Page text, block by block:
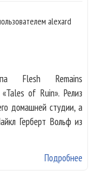
alexard
Flesh Remains
of Ruin». Релиз
домашней студии, а
Герберт Вольф из
Подробнее